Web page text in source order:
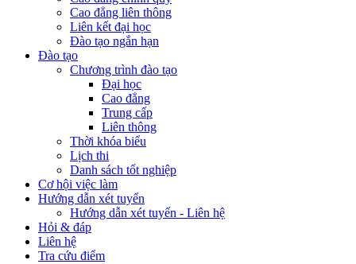
Cao đẳng liên thông
Liên kết đại học
Đào tạo ngắn hạn
Đào tạo
Chương trình đào tạo
Đại học
Cao đẳng
Trung cấp
Liên thông
Thời khóa biểu
Lịch thi
Danh sách tốt nghiệp
Cơ hội việc làm
Hướng dẫn xét tuyển
Hướng dẫn xét tuyển - Liên hệ
Hỏi & đáp
Liên hệ
Tra cứu điểm